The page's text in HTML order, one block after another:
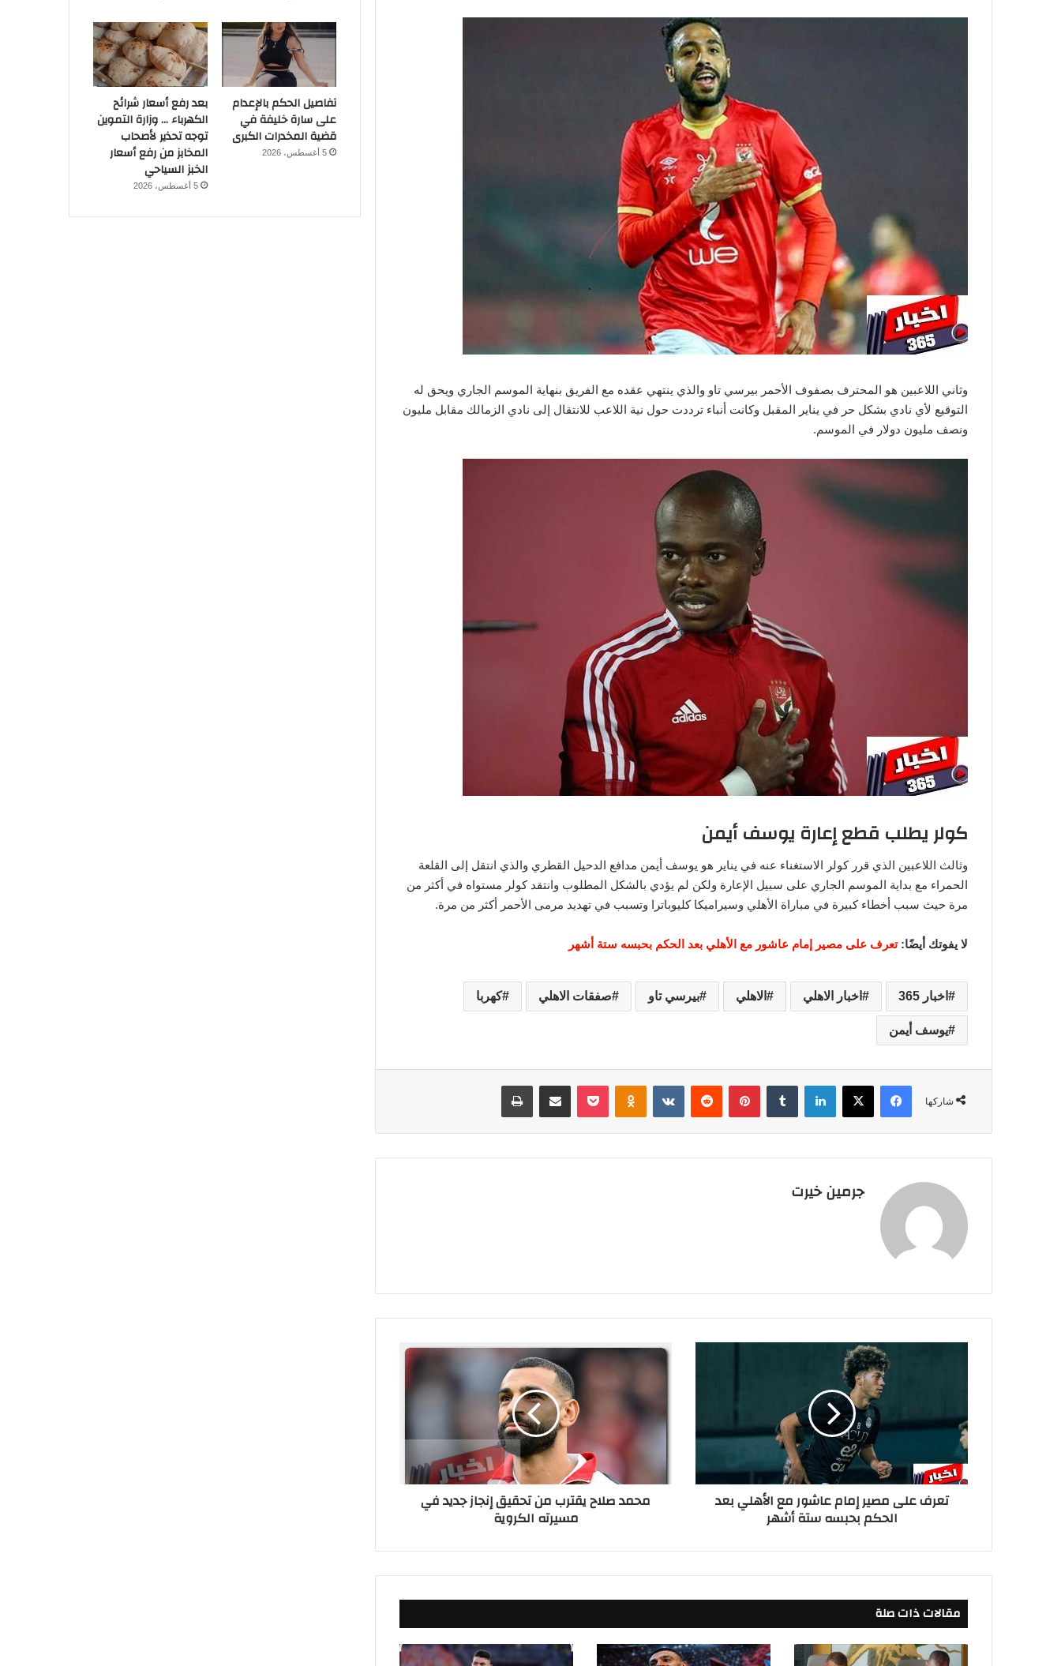
وثاني اللاعبين هو المحترف بصفوف الأحمر بيرسي تاو والذي ينتهي عقده مع الفريق بنهاية الموسم الجاري ويحق له
التوقيع لأي نادي بشكل حر في يناير المقبل وكانت أنباء ترددت حول نية اللاعب للانتقال إلى نادي الزمالك مقابل مليون
ونصف مليون دولار في الموسم.
كولر يطلب قطع إعارة يوسف أيمن
وثالث اللاعبين الذي قرر كولر الاستغناء عنه في يناير هو يوسف أيمن مدافع الدحيل القطري والذي انتقل إلى القلعة
الحمراء مع بداية الموسم الجاري على سبيل الإعارة ولكن لم يؤدي بالشكل المطلوب وانتقد كولر مستواه في أكثر من
مرة حيث سبب أخطاء كبيرة في مباراة الأهلي وسيراميكا كليوباترا وتسبب في تهديد مرمى الأحمر أكثر من مرة.
لا يفوتك أيضًا:تعرف على مصير إمام عاشور مع الأهلي بعد الحكم بحبسه ستة أشهر
اخبار 365 اخبار الاهلي الاهلي بيرسي تاو صفقات الاهلي كهربا
يوسف أيمن
شاركها
فيسبوك ‫X لينكدإن بينتيريست
جرمين خيرت
ع
ل
ى
م
ص
م
ع
و
تعرف على مصير إمام عاشور مع الأهلي بعد
الحكم بحبسه ستة أشهر
م
ص
ح
ي
ب
ت
ي
محمد صلاح يقترب من تحقيق إنجاز جديد في
مسيرته الكروية
مقالات ذات صلة
تفاصيل الحكم بالإعدام
على سارة خليفة في
قضية المخدرات الكبرى
5 أغسطس، 2026
بعد رفع أسعار شرائح
الكهرباء … وزارة التموين
توجه تحذير لأصحاب
المخابز من رفع أسعار
الخبز السياحي
5 أغسطس، 2026